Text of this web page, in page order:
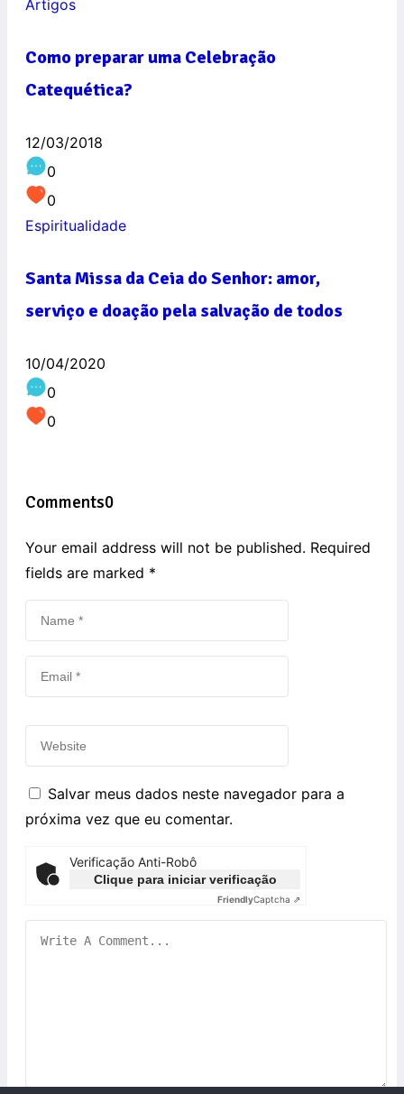
Artigos
Como preparar uma Celebração
Catequética?
12/03/2018
0
0
Espiritualidade
Santa Missa da Ceia do Senhor: amor,
serviço e doação pela salvação de todos
10/04/2020
0
0
Comments0
Your email address will not be published. Required
fields are marked *
Salvar meus dados neste navegador para a
próxima vez que eu comentar.
Verificação Anti-Robô
Clique para iniciar verificação
FriendlyCaptcha ⇗